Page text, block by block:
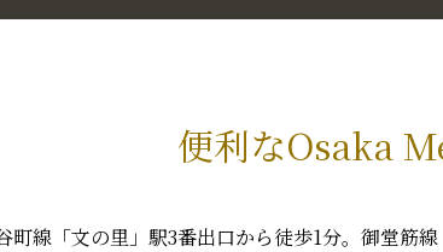
便利なOsaka
線「文の里」駅3番出口から徒歩1分。御堂筋